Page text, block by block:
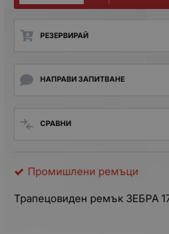
РЕЗЕРВИРАЙ
НАПРАВИ ЗАПИТВАНЕ
СРАВНИ
Промишлени ремъци
Трапецовиден ремък ЗЕБРА